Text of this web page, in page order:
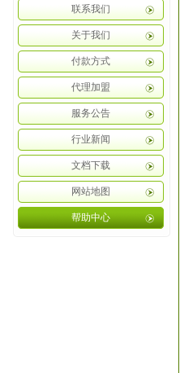
联系我们
关于我们
付款方式
代理加盟
服务公告
行业新闻
文档下载
网站地图
帮助中心